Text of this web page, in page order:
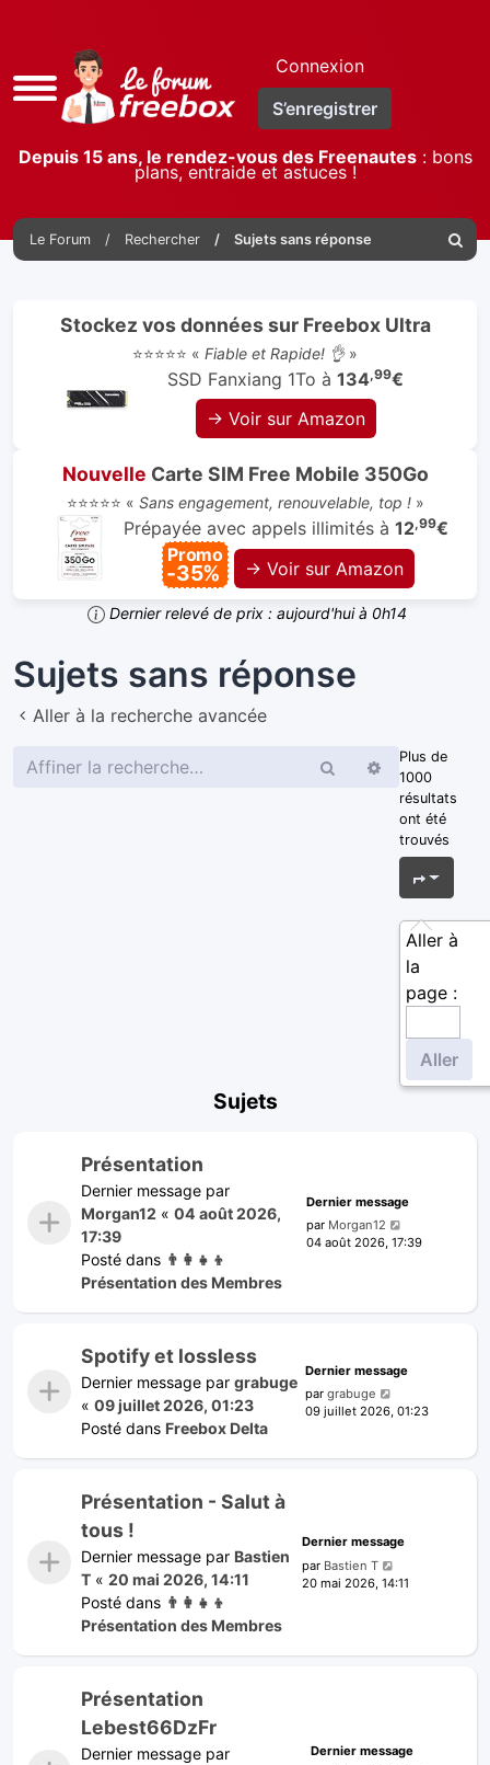
Accès
rapide
Connexion
S’enregistrer
Depuis 15 ans, le rendez-vous des Freenautes: bons
plans, entraide et astuces !
Le Forum Rechercher Sujets sans réponse
Stockez vos données sur Freebox Ultra
⭐⭐⭐⭐⭐ « Fiable et Rapide! 👌»
SSD Fanxiang 1To à 134,99€
→ Voir sur Amazon
Nouvelle Carte SIM Free Mobile 350Go
⭐⭐⭐⭐⭐ « Sans engagement, renouvelable, top !»
Prépayée avec appels illimités à 12,99€
Promo
-35% → Voir sur Amazon
Dernier relevé de prix : aujourd'hui à 0h14
Sujets sans réponse
Aller à la recherche avancée
Rechercher
Recherche
avancée
Plus de
1000
résultats
ont été
trouvés
Page
Aller à
la
page :
Sujets
Présentation
Dernier message par
Morgan12 « 04 août 2026,
17:39
Posté dans 👨‍👩‍👧‍👦
Présentation des Membres
Dernier message
par Morgan12
04 août 2026, 17:39
Spotify et lossless
Dernier message par grabuge
« 09 juillet 2026, 01:23
Posté dans Freebox Delta
Dernier message
pargrabuge
09 juillet 2026, 01:23
Présentation - Salut à
tous !
Dernier message par Bastien
T « 20 mai 2026, 14:11
Posté dans 👨‍👩‍👧‍👦
Présentation des Membres
Dernier message
par Bastien T
20 mai 2026, 14:11
Présentation
Lebest66DzFr
Dernier message par
Dernier message